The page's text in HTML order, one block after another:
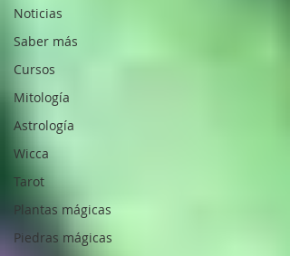
Noticias
Saber más
Cursos
Mitología
Astrología
Wicca
Tarot
Plantas mágicas
Piedras mágicas